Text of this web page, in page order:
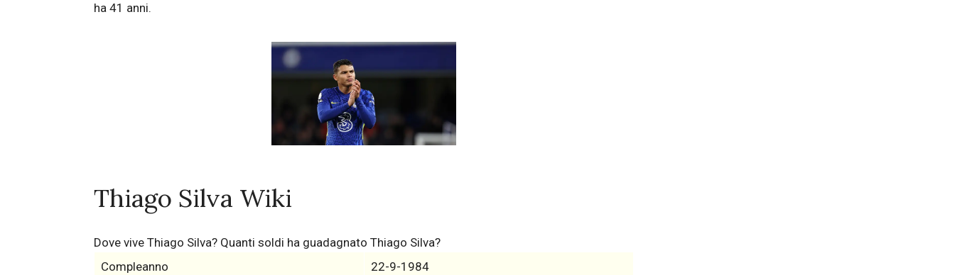
ha 41 anni.
Thiago Silva Wiki
Dove vive Thiago Silva? Quanti soldi ha guadagnato Thiago Silva?
Compleanno
22-9-1984